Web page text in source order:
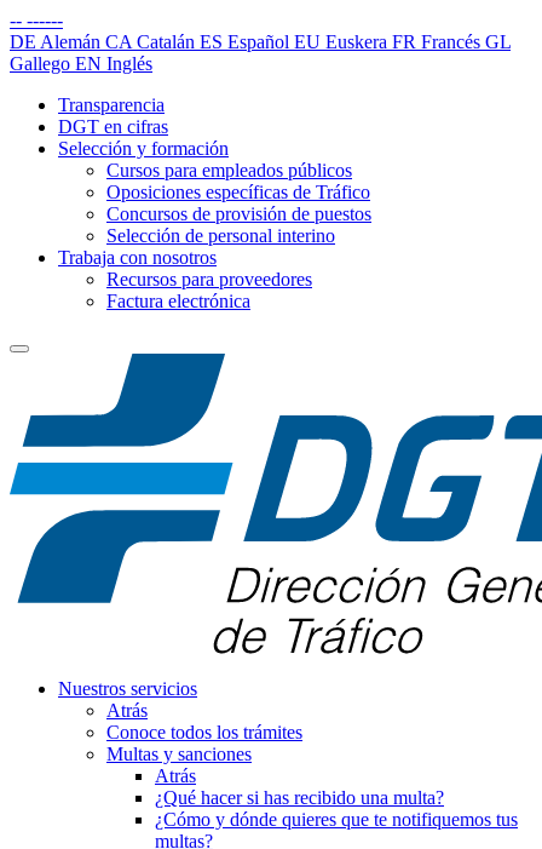
-- ------
DE Alemán CA Catalán ES Español EU Euskera FR Francés GL
Gallego EN Inglés
Transparencia
DGT en cifras
Selección y formación
Cursos para empleados públicos
Oposiciones específicas de Tráfico
Concursos de provisión de puestos
Selección de personal interino
Trabaja con nosotros
Recursos para proveedores
Factura electrónica
Nuestros servicios
Atrás
Conoce todos los trámites
Multas y sanciones
Atrás
¿Qué hacer si has recibido una multa?
¿Cómo y dónde quieres que te notifiquemos tus
multas?